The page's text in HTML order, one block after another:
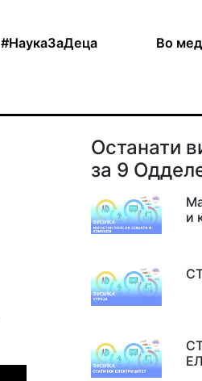
#НаукаЗаДеца Во
Останати
за 9
и